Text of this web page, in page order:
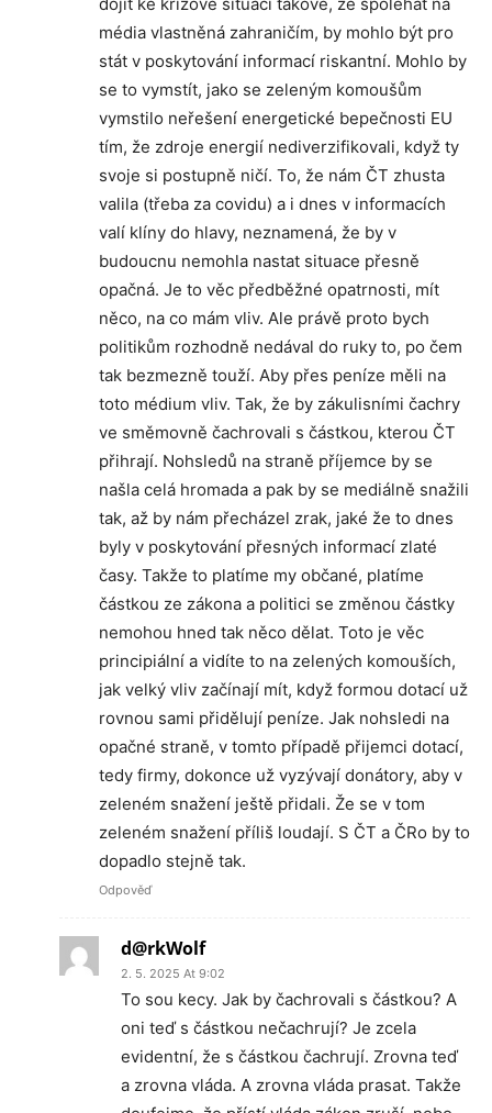
média vlastněná zahraničím, by mohlo být pro
stát v poskytování informací riskantní. Mohlo by
se to vymstít, jako se zeleným komoušům
vymstilo neřešení energetické bepečnosti EU
tím, že zdroje energií nediverzifikovali, když ty
svoje si postupně ničí. To, že nám ČT zhusta
valila (třeba za covidu) a i dnes v informacích
valí klíny do hlavy, neznamená, že by v
budoucnu nemohla nastat situace přesně
opačná. Je to věc předběžné opatrnosti, mít
něco, na co mám vliv. Ale právě proto bych
politikům rozhodně nedával do ruky to, po čem
tak bezmezně touží. Aby přes peníze měli na
toto médium vliv. Tak, že by zákulisními čachry
ve směmovně čachrovali s částkou, kterou ČT
přihrají. Nohsledů na straně příjemce by se
našla celá hromada a pak by se mediálně snažili
tak, až by nám přecházel zrak, jaké že to dnes
byly v poskytování přesných informací zlaté
časy. Takže to platíme my občané, platíme
částkou ze zákona a politici se změnou částky
nemohou hned tak něco dělat. Toto je věc
principiální a vidíte to na zelených komouších,
jak velký vliv začínají mít, když formou dotací už
rovnou sami přidělují peníze. Jak nohsledi na
opačné straně, v tomto případě přijemci dotací,
tedy firmy, dokonce už vyzývají donátory, aby v
zeleném snažení ještě přidali. Že se v tom
zeleném snažení příliš loudají. S ČT a ČRo by to
dopadlo stejně tak.
Odpověď
d@rkWolf
2. 5. 2025 At 9:02
To sou kecy. Jak by čachrovali s částkou? A
oni teď s částkou nečachrují? Je zcela
evidentní, že s částkou čachrují. Zrovna teď
a zrovna vláda. A zrovna vláda prasat. Takže